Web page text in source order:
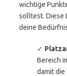
wichtige
solltest. Diese
deine
✓
Bereich
damit